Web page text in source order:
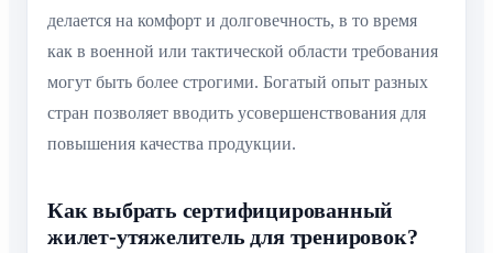
делается на комфорт и долговечность, в то время
как в военной или тактической области требования
могут быть более строгими. Богатый опыт разных
стран позволяет вводить усовершенствования для
повышения качества продукции.
Как выбрать сертифицированный
жилет-утяжелитель для тренировок?